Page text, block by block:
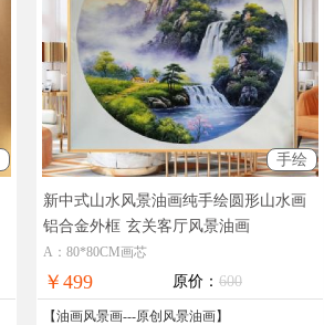
手绘
新中式山水风景油画纯手绘圆形山水画
铝合金外框 玄关客厅风景油画
A：80*80CM画芯
￥499 原价： 600
【油画风景画---原创风景油画】